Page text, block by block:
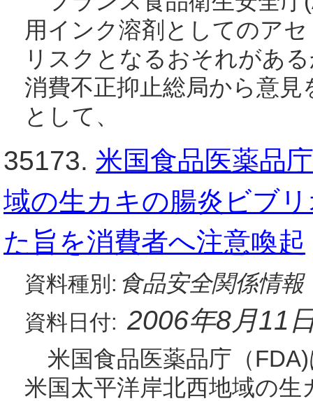
用インク溶剤としてのア
リスクとなるおそれがあ
消費不正抑止総局から意
として、
35173. 米国食品医薬品
域の生カキの腸炎ビブ
た旨を消費者へ注意喚起
資料種別: 食品安全関係情報
資料日付: 2006年8月11
米国食品医薬品庁（
米国太平洋岸北西地域の